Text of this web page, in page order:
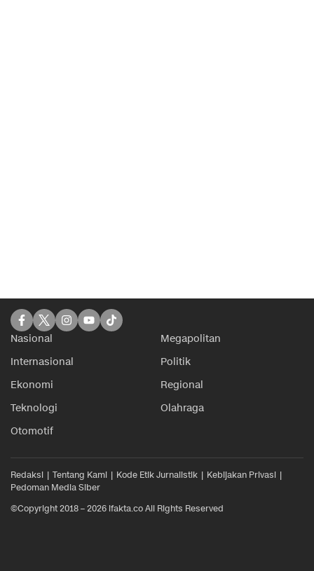
Nasional
Megapolitan
Internasional
Politik
Ekonomi
Regional
Teknologi
Olahraga
Otomotif
Redaksi Tentang Kami Kode Etik Jurnalistik
Kebijakan Privasi
Pedoman Media Siber
©Copyright 2018 – 2026 ifakta.co All Rights Reserved